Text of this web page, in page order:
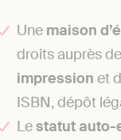
Une maison
droits auprès
impression et
ISBN, dépôt
Lestatut